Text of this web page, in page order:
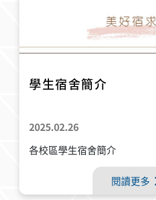
學生宿舍簡介
2025.02.26
各校區學生宿舍簡介
閱讀更多